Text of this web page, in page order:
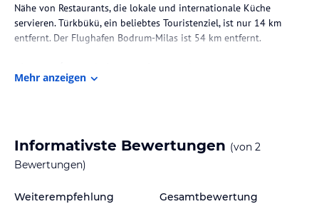
Nähe von Restaurants, die lokale und internationale Küche
servieren. Türkbükü, ein beliebtes Touristenziel, ist nur 14 km
entfernt. Der Flughafen Bodrum-Milas ist 54 km entfernt.
klimatisierten Unterkünfte sorgen für einen angenehmen
Aufenthalt. Die Villen bieten zusätzlich einen Geschirrspüler und
Mehr anzeigen
Informativste Bewertungen (von 2
Bewertungen)
Weiterempfehlung Gesamtbewertung